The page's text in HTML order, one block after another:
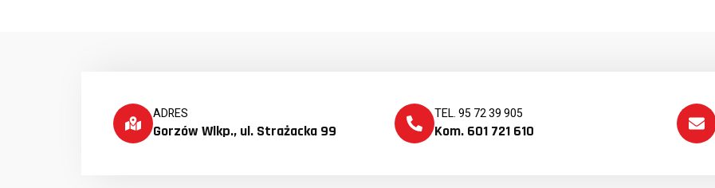
ADRES
Gorzów Wlkp., ul. Strażacka 99
TEL. 95 72 39 905
Kom. 601 721 610